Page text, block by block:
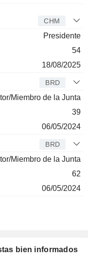
CHM
Presidente
54
18/08/2025
BRD
Miembro de la Junta
39
06/05/2024
BRD
Miembro de la Junta
62
06/05/2024
bien informados